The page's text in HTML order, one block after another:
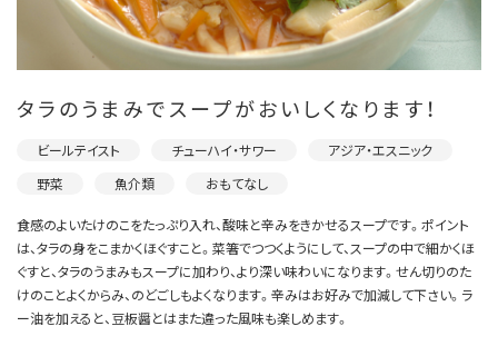
タラのうまみでスープがおいしくなります！
ビールテイスト チューハイ・サワー
アジア・エスニック
野菜
魚介類 おもてなし
食感のよいたけのこをたっぷり入れ、酸味と辛みをきかせるスープです。ポイント
は、タラの身をこまかくほぐすこと。菜箸でつつくようにして、スープの中で細かくほ
ぐすと、タラのうまみもスープに加わり、より深い味わいになります。せん切りのた
けのことよくからみ、のどごしもよくなります。辛みはお好みで加減して下さい。ラ
ー油を加えると、豆板醤とはまた違った風味も楽しめます。